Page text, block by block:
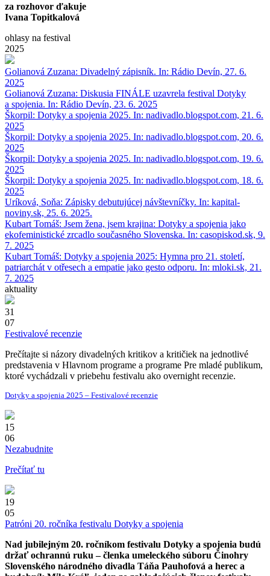
za rozhovor ďakuje
Ivana Topitkalová
ohlasy na festival
2025
Golianová Zuzana: Divadelný zápisník. In: Rádio Devín, 27. 6.
2025
Golianová Zuzana: Diskusia FINÁLE uzavrela festival Dotyky
a spojenia. In: Rádio Devín, 23. 6. 2025
Škorpil: Dotyky a spojenia 2025. In: nadivadlo.blogspot.com, 21. 6.
2025
Škorpil: Dotyky a spojenia 2025. In: nadivadlo.blogspot.com, 20. 6.
2025
Škorpil: Dotyky a spojenia 2025. In: nadivadlo.blogspot.com, 19. 6.
2025
Škorpil: Dotyky a spojenia 2025. In: nadivadlo.blogspot.com, 18. 6.
2025
Uríková, Soňa: Zápisky debutujúcej návštevníčky. In: kapital-
noviny.sk, 25. 6. 2025.
Kubart Tomáš: Jsem žena, jsem krajina: Dotyky a spojenia jako
ekofeministické zrcadlo současného Slovenska. In: casopiskod.sk, 9.
7. 2025
Kubart Tomáš: Dotyky a spojenia 2025: Hymna pro 21. století,
patriarchát v otřesech a empatie jako gesto odporu. In: mloki.sk, 21.
7. 2025
aktuality
31
07
Festivalové recenzie
Prečítajte si názory divadelných kritikov a kritičiek na jednotlivé
predstavenia v Hlavnom programe a programe Pre mladé publikum,
ktoré vychádzali v priebehu festivalu ako overnight recenzie.
Dotyky a spojenia 2025 – Festivalové recenzie
15
06
Nezabudnite
Prečítať tu
19
05
Patróni 20. ročníka festivalu Dotyky a spojenia
Nad jubilejným 20. ročníkom festivalu Dotyky a spojenia budú
držať ochrannú ruku – členka umeleckého súboru Činohry
Slovenského národného divadla Táňa Pauhofová a herec a